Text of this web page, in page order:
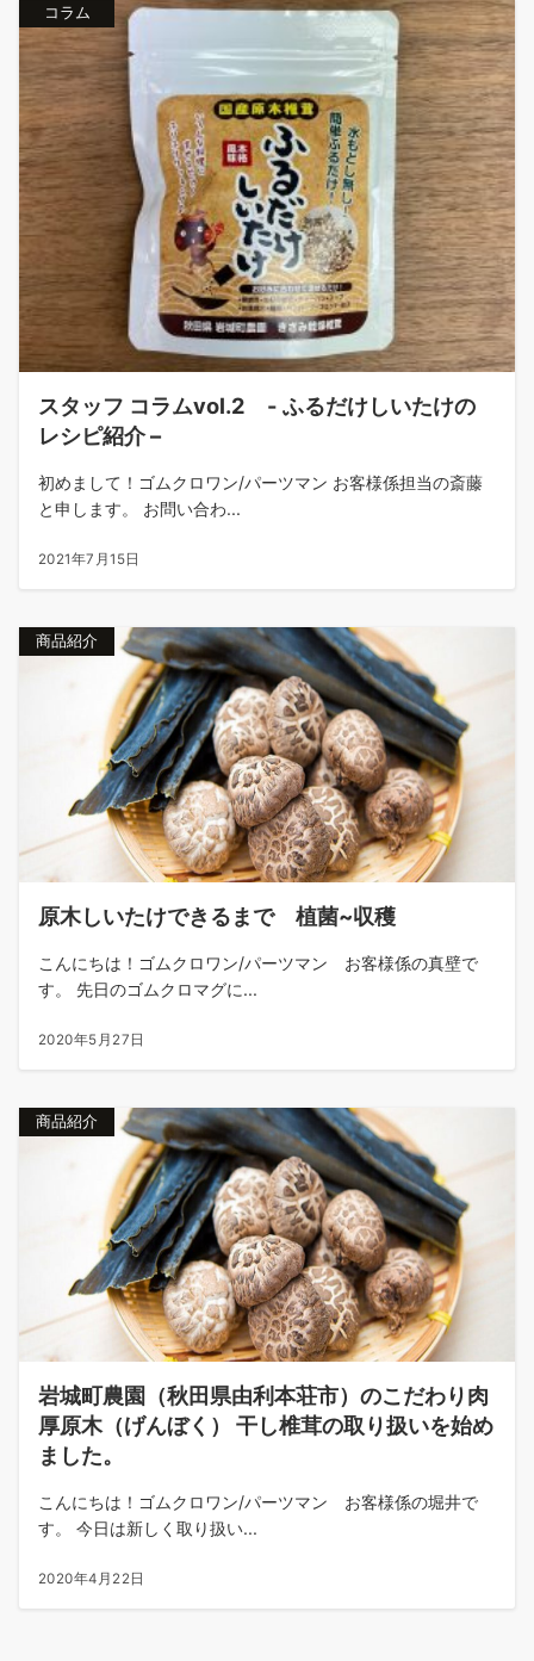
コラム
スタッフ コラムvol.2 - ふるだけしいたけの
レシピ紹介 –
初めまして！ゴムクロワン/パーツマン お客様係担当の斎藤
と申します。 お問い合わ...
2021年7月15日
商品紹介
原木しいたけできるまで 植菌~収穫
こんにちは！ゴムクロワン/パーツマン お客様係の真壁で
す。 先日のゴムクロマグに...
2020年5月27日
商品紹介
岩城町農園（秋田県由利本荘市）のこだわり肉
厚原木（げんぼく） 干し椎茸の取り扱いを始め
ました。
こんにちは！ゴムクロワン/パーツマン お客様係の堀井で
す。 今日は新しく取り扱い...
2020年4月22日